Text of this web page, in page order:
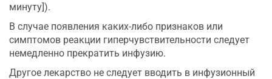
минуту]).
В случае появления каких-либо признаков или
симптомов реакции гиперчувствительности следует
немедленно прекратить инфузию.
Другое лекарство не следует вводить в инфузионный